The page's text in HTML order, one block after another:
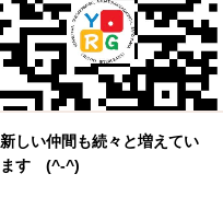
新しい仲間も続々と増えてい
ます (^-^)